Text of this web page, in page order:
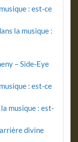
: est-ce
la musique :
– Side-Eye
: est-ce
la musique : est-
divine